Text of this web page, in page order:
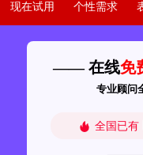
现在试用 个性需求